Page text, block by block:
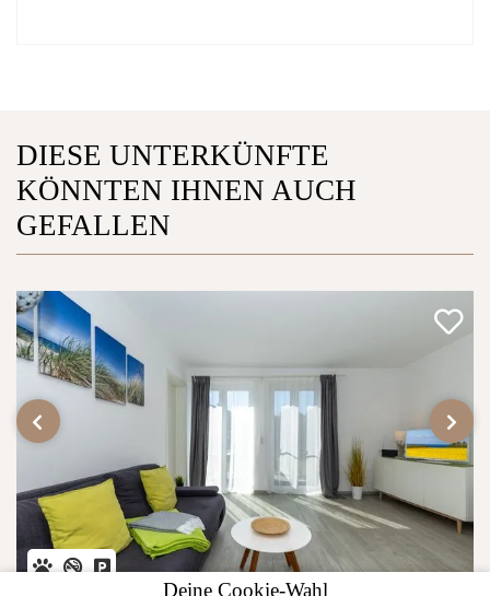
DIESE UNTERKÜNFTE
KÖNNTEN IHNEN AUCH
GEFALLEN
‹ ›
Deine Cookie-Wahl